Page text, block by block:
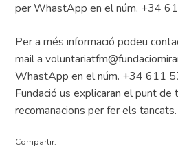
per WhastApp en el núm. +34
Per a més informació podeu
mail a
WhastApp en el núm. +34 611
Fundació us explicaran el punt de
recomanacions per fer els tancats.
Compartir: